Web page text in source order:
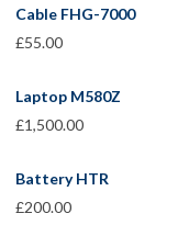
Cable FHG-7000
£55.00
Laptop M580Z
£1,500.00
Battery HTR
£200.00